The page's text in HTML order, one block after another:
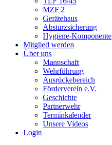
MZF 2
Gerätehaus
Absturzsicherung
Hygiene-Komponente
Mitglied werden
Über uns
Mannschaft
Wehrführung
Ausrückebereich
Förderverein e.V.
Geschichte
Partnerwehr
Terminkalender
Unsere Videos
Login